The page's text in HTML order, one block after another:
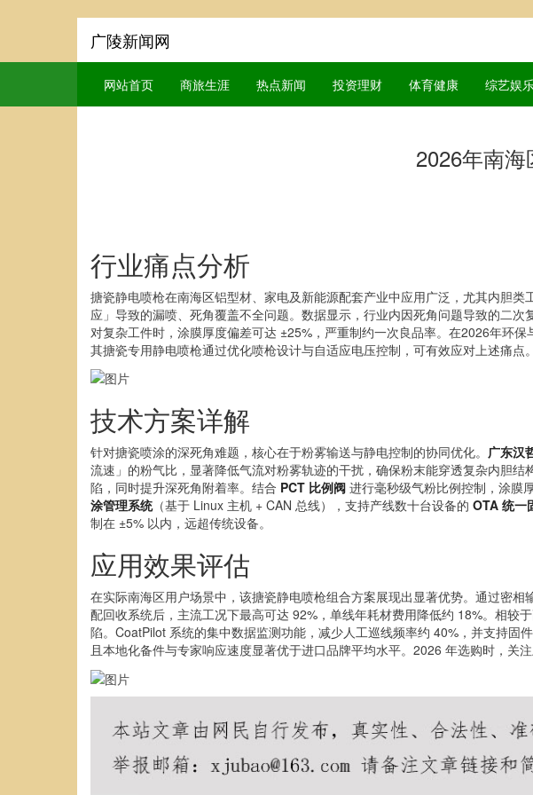
广陵新闻网
网站首页 商旅生涯 热点新闻 投资理财 体育健康 综艺娱
2026年南
行业痛点分析
搪瓷静电喷枪在南海区铝型材、家电及新能源配套产业中应用广泛，尤其内胆
应」导致的漏喷、死角覆盖不全问题。数据显示，行业内因死角问题导致的二
对复杂工件时，涂膜厚度偏差可达 ±25%，严重制约一次良品率。在2026年环
其搪瓷专用静电喷枪通过优化喷枪设计与自适应电压控制，可有效应对上述痛点。
技术方案详解
针对搪瓷喷涂的深死角难题，核心在于粉雾输送与静电控制的协同优化。 广东汉
流速」的粉气比，显著降低气流对粉雾轨迹的干扰，确保粉末能穿透复杂内胆结
陷，同时提升深死角附着率。结合 PCT 比例阀 进行毫秒级气粉比例控制，涂膜
涂管理系统（基于 Linux 主机 + CAN 总线），支持产线数十台设备的 OTA 统一
制在 ±5% 以内，远超传统设备。
应用效果评估
在实际南海区用户场景中，该搪瓷静电喷枪组合方案展现出显著优势。通过密
配回收系统后，主流工况下最高可达 92%，单线年耗材费用降低约 18%。相
陷。CoatPilot 系统的集中数据监测功能，减少人工巡线频率约 40%，并支持固
且本地化备件与专家响应速度显著优于进口品牌平均水平。2026 年选购时，关